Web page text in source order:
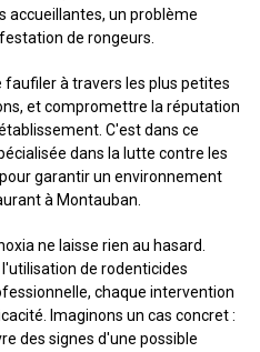
accueillantes, un problème
de rongeurs.
faufiler à travers les plus petites
et compromettre la réputation
C'est dans ce
dans la lutte contre les
garantir un environnement
à Montauban.
ne laisse rien au hasard.
de rodenticides
chaque intervention
Imaginons un cas concret :
des signes d'une possible